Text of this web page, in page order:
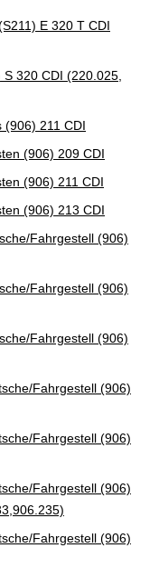
E 320 T CDI
320 CDI (220.025,
(906) 211 CDI
(906) 209 CDI
(906) 211 CDI
(906) 213 CDI
Fahrgestell (906)
Fahrgestell (906)
Fahrgestell (906)
Fahrgestell (906)
Fahrgestell (906)
Fahrgestell (906)
Fahrgestell (906)